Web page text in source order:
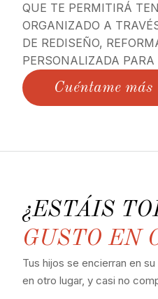
QUE TE PERMITIRÁ
ORGANIZADO A
DE REDISEÑO,
PERSONALIZADA
Cuéntame más
¿ESTÁIS
GUSTO EN
Tus hijos se encierran en
en otro lugar, y casi no